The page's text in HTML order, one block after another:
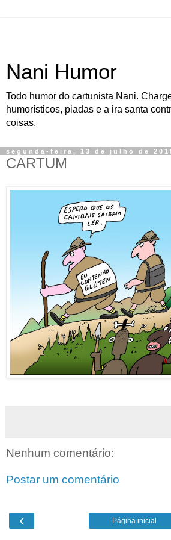
Nani Humor
Todo humor do cartunista Nani.
humorísticos, piadas e a ira santa
coisas.
segunda-feira, 13 de julho de
CARTUM
Nenhum comentário:
Postar um comentário
‹ Página inicial